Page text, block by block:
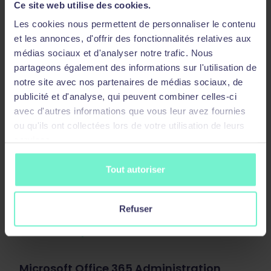
Ce site web utilise des cookies.
Les cookies nous permettent de personnaliser le contenu
et les annonces, d'offrir des fonctionnalités relatives aux
médias sociaux et d'analyser notre trafic. Nous
partageons également des informations sur l'utilisation de
notre site avec nos partenaires de médias sociaux, de
publicité et d'analyse, qui peuvent combiner celles-ci
avec d'autres informations que vous leur avez fournies
ou qu'ils ont collectées lors de votre utilisation de leurs
Tout autoriser
Refuser
aux réglementations européennes
et utilisation responsable des
technologies émergentes
Cette formation offre une compréhension
approfondie des réglementations européennes
sur la protection des données personnelles, avec
un focus particulier sur le Digital Services Act et
CNIL, permettant aux participants d’acquérir les
connaissances nécessaires pour une utilisation